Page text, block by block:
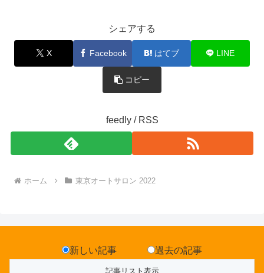
シェアする
X Facebook はてブ LINE
コピー
feedly / RSS
ホーム 東京オートサロン 2022
新しい記事 過去の記事